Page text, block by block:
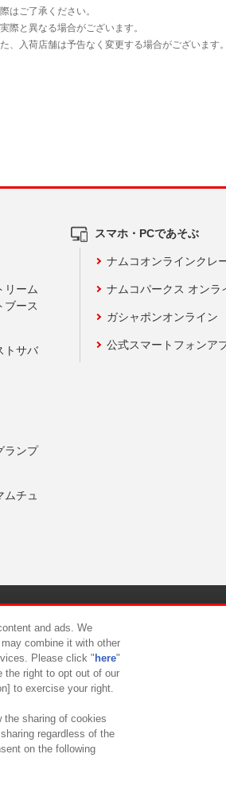
リーム
ブース
トサバ
ランプ
チュ
スマホ・PCであそぶ
ナムコオンラインクレ
ナムコパークス オンラ
ガシャポンオンライン
公式スマートフォンア
ーハラスメント対応方針
and ads. We
combine it with other
Please click " here"
the right to opt out of our
to exercise your right.
the sharing of cookies
regardless of the
on the following